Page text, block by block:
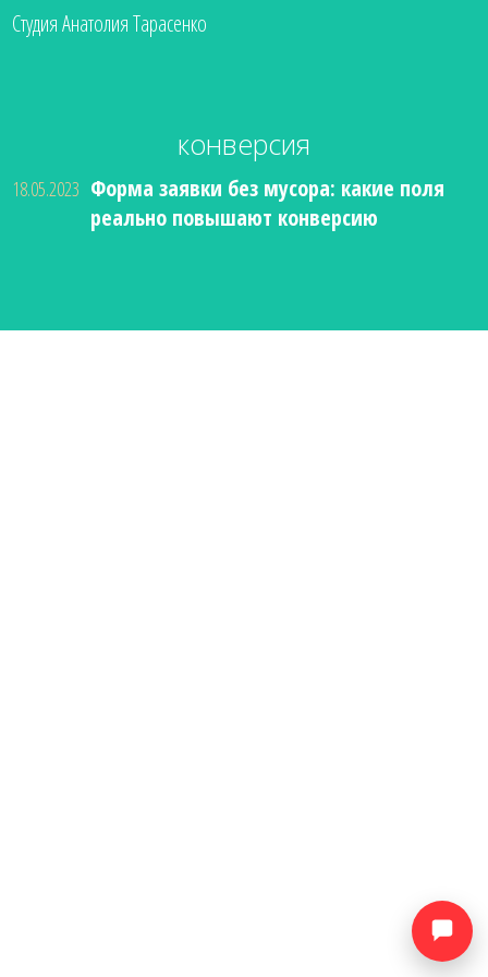
Студия Анатолия Тарасенко
конверсия
18.05.2023 Форма заявки без мусора: какие поля
реально повышают конверсию